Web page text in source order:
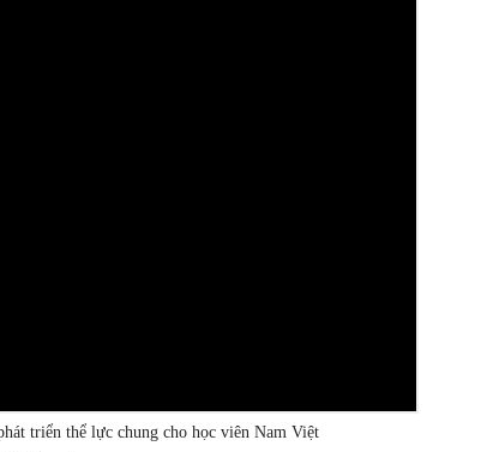
triển thể lực chung cho học viên Nam Việt